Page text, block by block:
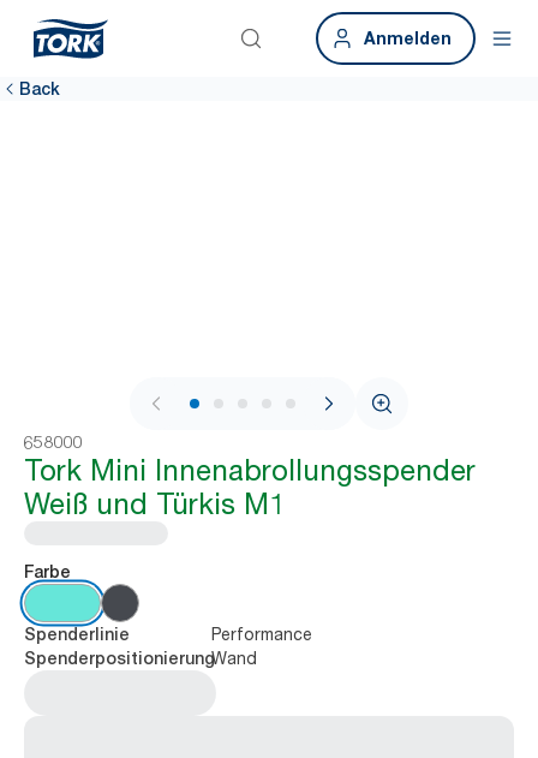
Anmelden
Back
1 / 10
658000
Tork Mini Innenabrollungsspender
Weiß und Türkis M1
Farbe
Spenderlinie Performance
SpenderpositionierungWand